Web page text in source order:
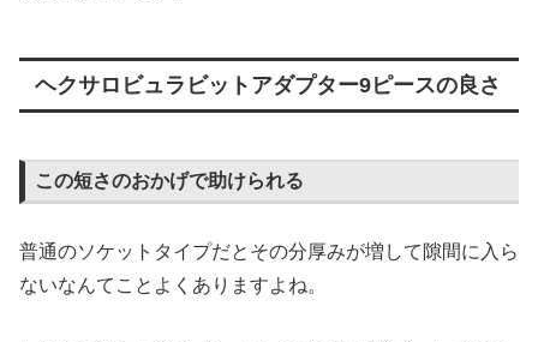
ヘクサロビュラビットアダプター9ピースの良さ
この短さのおかげで助けられる
普通のソケットタイプだとその分厚みが増して隙間に入ら
ないなんてことよくありますよね。